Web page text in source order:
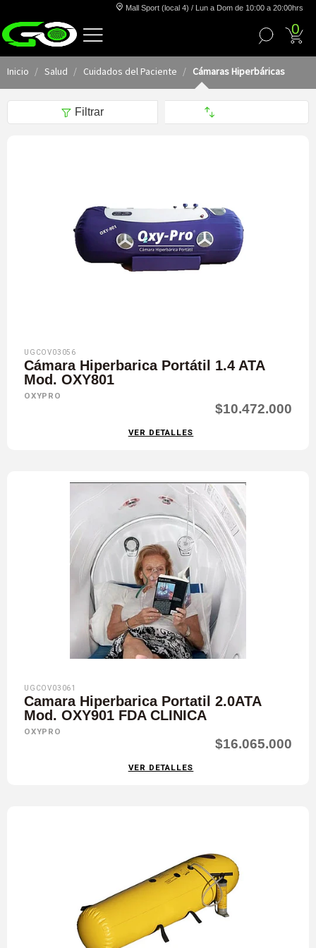
Mall Sport (local 4) / Lun a Dom de 10:00 a 20:00hrs
0
Inicio Salud Cuidados del Paciente Cámaras Hiperbáricas
Filtrar
UGCOV03056
Cámara Hiperbarica Portátil 1.4 ATA
Mod. OXY801
OXYPRO
$10.472.000
VER DETALLES
UGCOV03061
Camara Hiperbarica Portatil 2.0ATA
Mod. OXY901 FDA CLINICA
OXYPRO
$16.065.000
VER DETALLES